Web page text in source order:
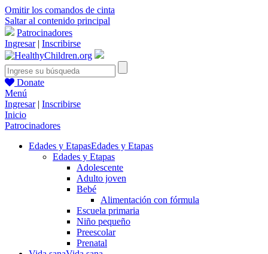
Omitir los comandos de cinta
Saltar al contenido principal
Patrocinadores
Ingresar| Inscribirse
Donate
Menú
Ingresar| Inscribirse
Inicio
Patrocinadores
Edades y EtapasEdades y Etapas
Edades y Etapas
Adolescente
Adulto joven
Bebé
Alimentación con fórmula
Escuela primaria
Niño pequeño
Preescolar
Prenatal